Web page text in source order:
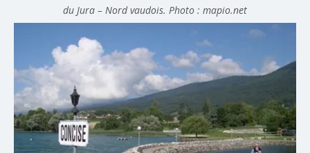
du Jura – Nord vaudois. Photo : mapio.net